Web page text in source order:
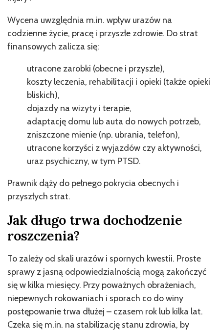
Wycena uwzględnia m.in. wpływ urazów na
codzienne życie, pracę i przyszłe zdrowie. Do strat
finansowych zalicza się:
utracone zarobki (obecne i przyszłe),
koszty leczenia, rehabilitacji i opieki (także opieki
bliskich),
dojazdy na wizyty i terapie,
adaptację domu lub auta do nowych potrzeb,
zniszczone mienie (np. ubrania, telefon),
utracone korzyści z wyjazdów czy aktywności,
uraz psychiczny, w tym PTSD.
Prawnik dąży do pełnego pokrycia obecnych i
przyszłych strat.
Jak długo trwa dochodzenie
roszczenia?
To zależy od skali urazów i spornych kwestii. Proste
sprawy z jasną odpowiedzialnością mogą zakończyć
się w kilka miesięcy. Przy poważnych obrażeniach,
niepewnych rokowaniach i sporach co do winy
postępowanie trwa dłużej – czasem rok lub kilka lat.
Czeka się m.in. na stabilizację stanu zdrowia, by